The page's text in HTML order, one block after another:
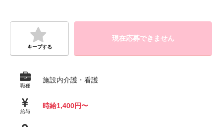
キープする
現在応募できません
職種
施設内介護・看護
給与
時給1,400円〜